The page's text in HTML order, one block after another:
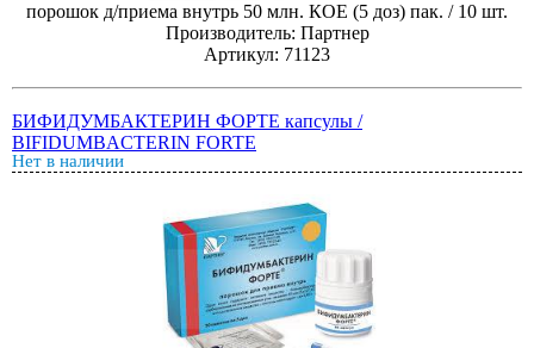
порошок д/приема внутрь 50 млн. КОЕ (5 доз) пак. / 10 шт.
Производитель: Партнер
Артикул: 71123
БИФИДУМБАКТЕРИН ФОРТЕ капсулы /
BIFIDUMBACTERIN FORTE
Нет в наличии